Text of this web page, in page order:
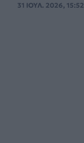
31 ΙΟΥΛ. 2026, 15:52